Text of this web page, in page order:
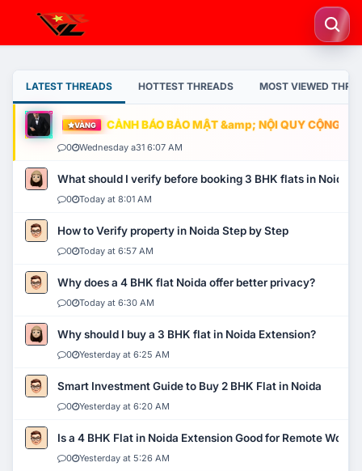
LATEST THREADS HOTTEST THREADS MOST VIEWED
VÀNG CẢNH BÁO BẢO MẬT &amp; NỘI QUY CỘNG
0 Wednesday a31 6:07 AM
What should I verify before booking 3 BHK flats in Noida?
0 Today at 8:01 AM
How to Verify property in Noida Step by Step
0 Today at 6:57 AM
Why does a 4 BHK flat Noida offer better privacy?
0 Today at 6:30 AM
Why should I buy a 3 BHK flat in Noida Extension?
0 Yesterday at 6:25 AM
Smart Investment Guide to Buy 2 BHK Flat in Noida
0 Yesterday at 6:20 AM
Is a 4 BHK Flat in Noida Extension Good for Remote Work?
0 Yesterday at 5:26 AM